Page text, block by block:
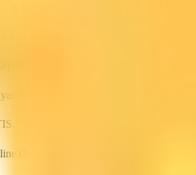
Ke Downline.
Jam Non Stop.
Otomatis / AutoReg Downline GRATIS.